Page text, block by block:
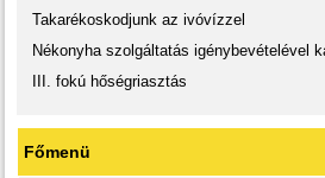
Takarékoskodjunk az ivóvízzel
Nékonyha szolgáltatás igénybevételével
III. fokú hőségriasztás
Főmenü